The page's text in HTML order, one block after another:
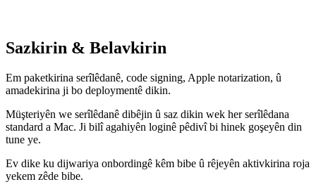
Sazkirin & Belavkirin
Em paketkirina serîlêdanê, code signing, Apple notarization, û
amadekirina ji bo deploymentê dikin.
Müşteriyên we serîlêdanê dibêjin û saz dikin wek her serîlêdana
standard a Mac. Ji bilî agahiyên loginê pêdivî bi hinek goşeyên din
tune ye.
Ev dike ku dijwariya onbordingê kêm bibe û rêjeyên aktivkirina roja
yekem zêde bibe.